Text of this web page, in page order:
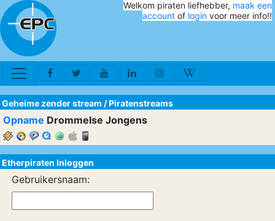
Welkom piraten liefhebber, maak een
account of login voor meer info!!
Geheime zender stream /Piratenstreams
Opname Drommelse Jongens
Etherpiraten Inloggen
Gebruikersnaam: